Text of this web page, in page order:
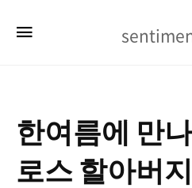
한여름에 만
로스 할아버지